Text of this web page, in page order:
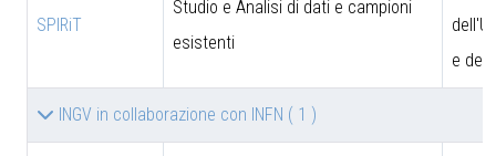
SPIRiT
Studio e Analisi di dati e campioni
esistenti
e
INGV in collaborazione con INFN ( 1 )